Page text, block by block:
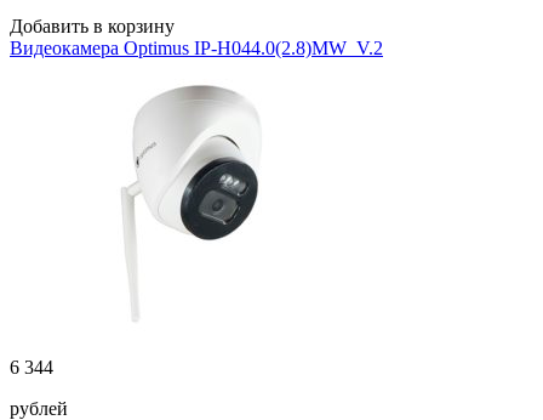
Добавить в корзину
Видеокамера Optimus IP-H044.0(2.8)MW_V.2
6 344
рублей